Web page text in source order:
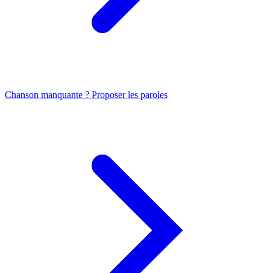
Chanson manquante ? Proposer les paroles